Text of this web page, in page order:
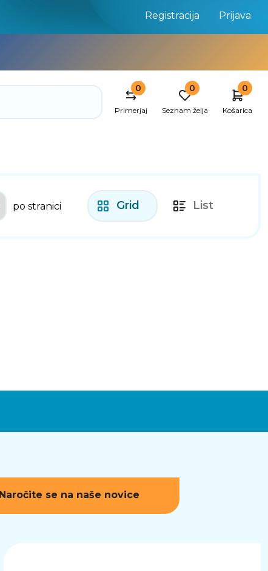
Registracija Prijava
0
Primerjaj
0
Seznam želja
0
Košarica
po stranici Grid List
Naročite se na naše novice